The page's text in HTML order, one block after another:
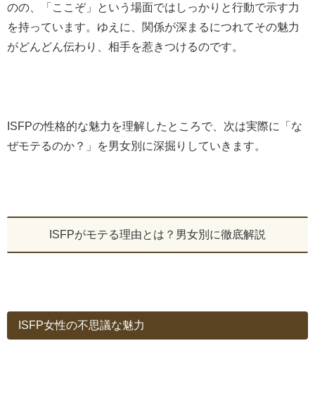
のの、「ここぞ」という場面ではしっかりと行動で示す力
を持っています。ゆえに、関係が深まるにつれてその魅力
がどんどん伝わり、相手を惹きつけるのです。
ISFPの性格的な魅力を理解したところで、次は実際に「な
ぜモテるのか？」を男女別に深掘りしていきます。
ISFPがモテる理由とは？男女別に徹底解説
ISFP女性の不思議な魅力